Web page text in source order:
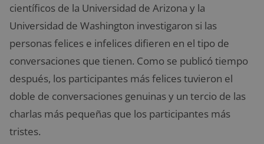
científicos de la Universidad de Arizona y la
Universidad de Washington investigaron si las
personas felices e infelices difieren en el tipo de
conversaciones que tienen. Como se publicó tiempo
después, los participantes más felices tuvieron el
doble de conversaciones genuinas y un tercio de las
charlas más pequeñas que los participantes más
tristes.